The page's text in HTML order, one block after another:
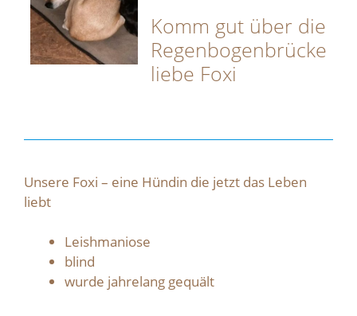
Komm gut über die
Regenbogenbrücke
liebe Foxi
Unsere Foxi – eine Hündin die jetzt das Leben
liebt
Leishmaniose
blind
wurde jahrelang gequält